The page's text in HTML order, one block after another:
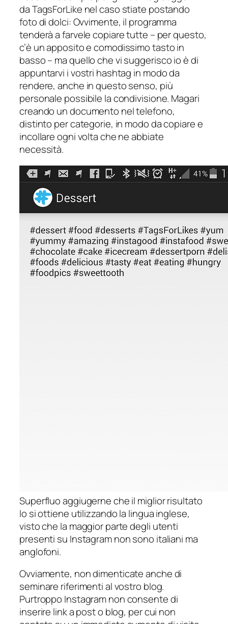
da TagsForLike nel caso stiate postando
foto di dolci: Ovvimente, il programma
tenderà a farvele copiare tutte – per questo,
c’è un apposito e comodissimo tasto in
basso – ma quello che vi suggerisco io è di
appuntarvi i vostri hashtag in modo da
rendere, anche in questo senso, più
personale possibile la condivisione. Magari
creando un documento nel telefono,
distinto per categorie, in modo da copiare e
incollare ogni volta che ne abbiate
necessità.
Superfluo aggiugerne che il miglior risultato
lo si ottiene utilizzando la lingua inglese,
visto che la maggior parte degli utenti
presenti su Instagram non sono italiani ma
anglofoni.
Ovviamente, non dimenticate anche di
seminare riferimenti al vostro blog.
Purtroppo Instagram non consente di
inserire link a post o blog, per cui non